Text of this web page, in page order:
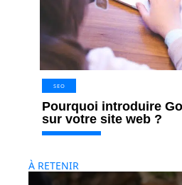
SEO
Pourquoi introduire
sur votre site web ?
À RETENIR